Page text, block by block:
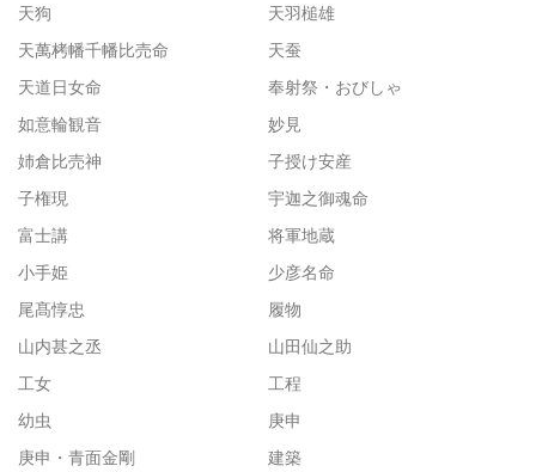
天狗
天羽槌雄
天萬栲幡千幡比売命
天蚕
天道日女命
奉射祭・おびしゃ
如意輪観音
妙見
姉倉比売神
子授け安産
子権現
宇迦之御魂命
富士講
将軍地蔵
小手姫
少彦名命
尾髙惇忠
履物
山内甚之丞
山田仙之助
工女
工程
幼虫
庚申
庚申・青面金剛
建築